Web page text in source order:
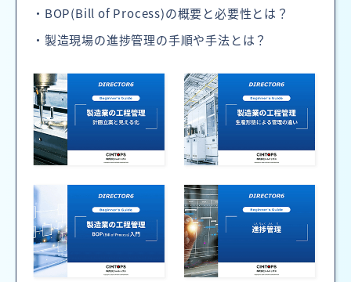
・BOP(Bill of Process)の概要と必要性とは？
・製造現場の進捗管理の手順や手法とは？